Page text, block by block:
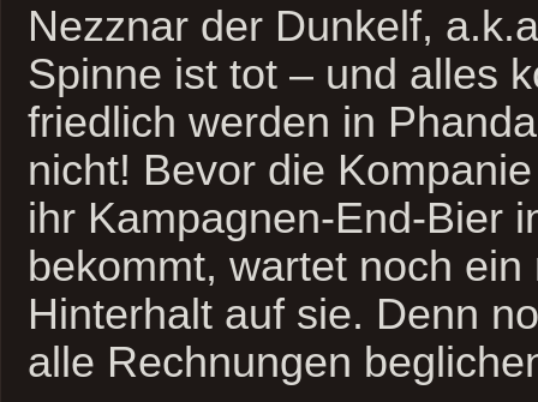
Nezznar der Dunkelf,
Spinne ist tot – und alles
friedlich werden in
nicht! Bevor die
ihr Kampagnen-End-Bier
bekommt, wartet noch
Hinterhalt auf sie. Denn
alle Rechnungen